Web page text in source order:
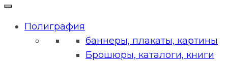
Полиграфия
баннеры, плакаты, картины
Брошюры, каталоги, книги